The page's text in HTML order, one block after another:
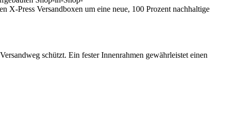
X-Press Versandboxen um eine neue, 100 Prozent nachhaltige
schützt. Ein fester Innenrahmen gewährleistet einen